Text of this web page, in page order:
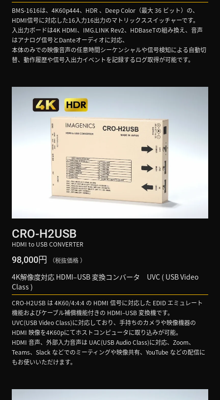
BMS-1616は、4K60p444、HDR 、Deep Color（最大 36 ビット）の、
HDMI信号に対応した16入力16出力のマトリックススイッチャーです。
入出力ボードは4K HDMI、IMG.LINK Rev2、HDBaseTの組み換え、音声
はアナログ信号とDanteオーディオに対応、
本体のみでの映像音声の任意時間シーケンシャルや信号検知による自動切
替、動作履歴や信号入出力イベントを記録するログ取得が可能です。
CRO-H2USB
HDMI to USB CONVERTER
98,000円 （税抜価格 ）
4K解像度対応 HDMI–USB 変換コンバータ UVC ( USB Video
Class )
CRO-H2USB は 4K60/4:4:4 の HDMI 信号に対応した EDID エミュレート
機能およびケーブル補償機能付きの HDMI–USB 変換機です。
UVC(USB Video Class)に対応しており、手持ちのカメラや映像機器の
HDMI 映像を4K60pにてホストコンピュータに取り込みが可能。
HDMI 音声、外部入力音声は UAC(USB Audio Class)に対応、Zoom、
Teams、Slack などでのミーティングや映像共有、YouTube などの配信に
もお使いいただけます。